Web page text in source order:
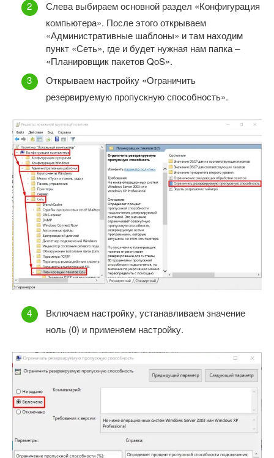
Слева выбираем основной раздел «Конфигурация
компьютера». После этого открываем
«Административные шаблоны» и там находим
пункт «Сеть», где и будет нужная нам папка –
«Планировщик пакетов QoS».
Открываем настройку «Ограничить
резервируемую пропускную способность».
Включаем настройку, устанавливаем значение
ноль (0) и применяем настройку.